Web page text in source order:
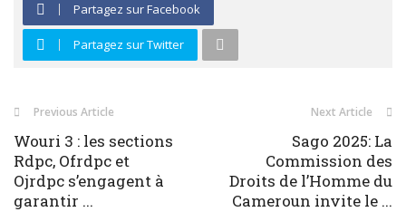
Partagez sur Facebook
Partagez sur Twitter
Previous Article
Wouri 3 : les sections
Rdpc, Ofrdpc et
Ojrdpc s’engagent à
garantir ...
Next Article
Sago 2025: La
Commission des
Droits de l’Homme du
Cameroun invite le ...